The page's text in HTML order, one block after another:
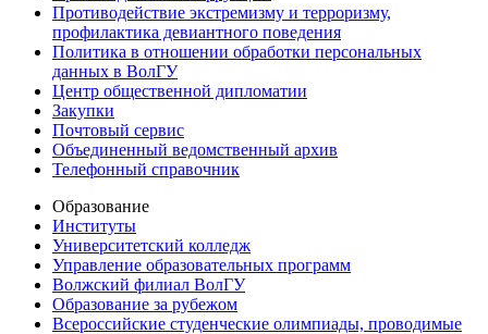
Противодействие экстремизму и терроризму,
профилактика девиантного поведения
Политика в отношении обработки персональных
данных в ВолГУ
Центр общественной дипломатии
Закупки
Почтовый сервис
Объединенный ведомственный архив
Телефонный справочник
Образование
Институты
Университетский колледж
Управление образовательных программ
Волжский филиал ВолГУ
Образование за рубежом
Всероссийские студенческие олимпиады, проводимые